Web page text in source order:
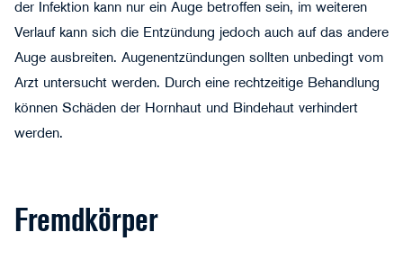
der Infektion kann nur ein Auge betroffen sein, im weiteren
Verlauf kann sich die Entzündung jedoch auch auf das andere
Auge ausbreiten. Augenentzündungen sollten unbedingt vom
Arzt untersucht werden. Durch eine rechtzeitige Behandlung
können Schäden der Hornhaut und Bindehaut verhindert
werden.
Milos Cirkovic - stock.adobe.com
Fremdkörper